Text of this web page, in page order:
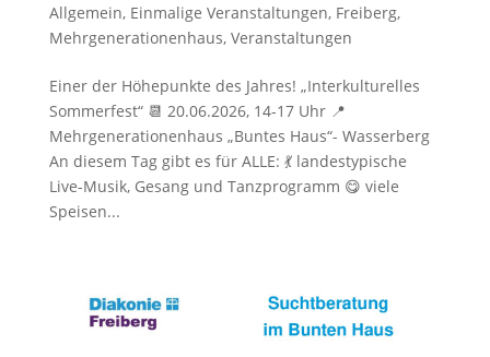
Allgemein, Einmalige Veranstaltungen, Freiberg,
Mehrgenerationenhaus, Veranstaltungen
Einer der Höhepunkte des Jahres! „Interkulturelles
Sommerfest“ 📆 20.06.2026, 14-17 Uhr 📍
Mehrgenerationenhaus „Buntes Haus“- Wasserberg
An diesem Tag gibt es für ALLE: 💃 landestypische
Live-Musik, Gesang und Tanzprogramm 😋 viele
Speisen...